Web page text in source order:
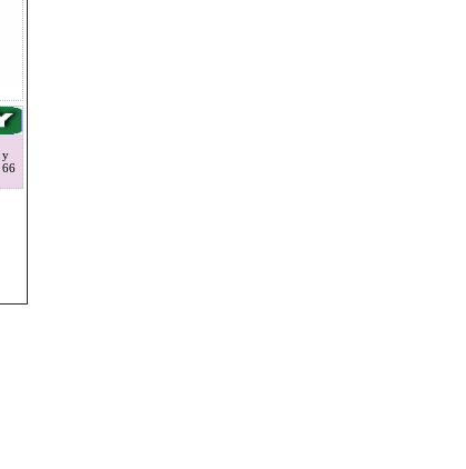
y
66